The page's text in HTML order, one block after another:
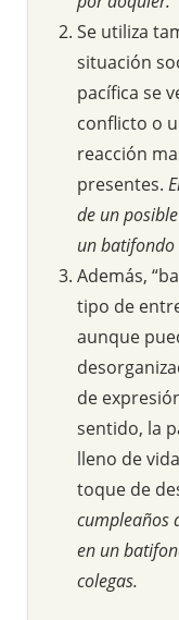
Se utiliza
situación
pacífica se
conflicto o
reacción
presentes.
de un
un batifondo
Además,
tipo de
aunque
de
sentido, la
lleno de
toque de
cumpleaños
en un
colegas.